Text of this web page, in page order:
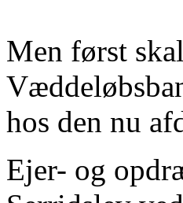
Men først
hos den nu
Ejer- og